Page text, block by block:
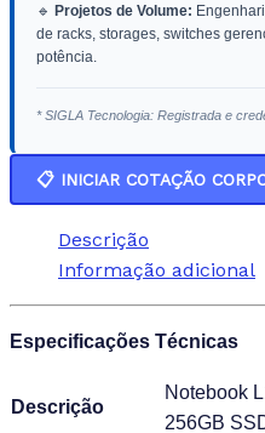
🔹 Projetos de Volume:
de racks, storages, switches
potência.
* SIGLA Tecnologia: Registrada e
📋 INICIAR COTAÇÃO
Descrição
Informação adicional
Especificações Técnicas
Descrição
Notebook
256GB